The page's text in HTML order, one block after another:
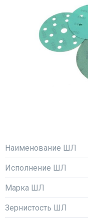
Наименование ШЛ
Исполнение ШЛ
Марка ШЛ
Зернистость ШЛ